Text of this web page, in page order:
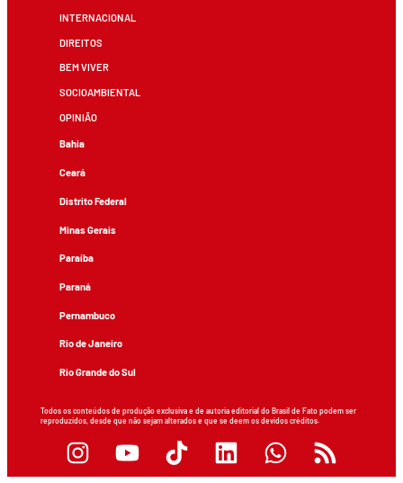
INTERNACIONAL
DIREITOS
BEM VIVER
SOCIOAMBIENTAL
OPINIÃO
Bahia
Ceará
Distrito Federal
Minas Gerais
Paraíba
Paraná
Pernambuco
Rio de Janeiro
Rio Grande do Sul
Todos os conteúdos de produção exclusiva e de autoria editorial do Brasil de Fato podem ser
reproduzidos, desde que não sejam alterados e que se deem os devidos créditos.